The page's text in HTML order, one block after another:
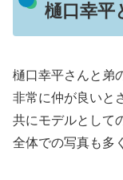
樋口幸平
樋口幸平さんと弟
非常に仲が良いと
共にモデルとして
全体での写真も多